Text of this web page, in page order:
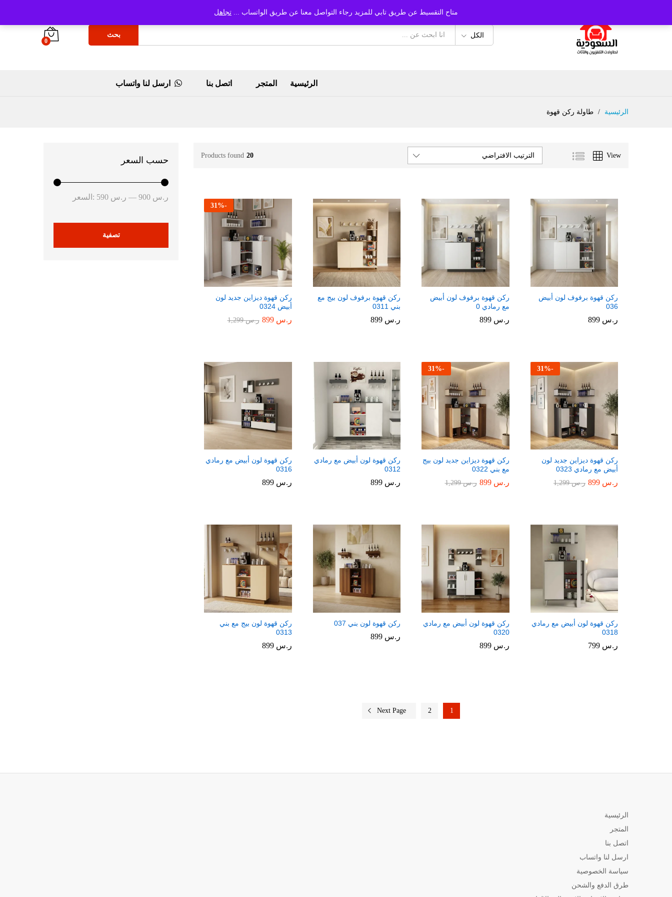
متاح التقسيط عن طريق تابي للمزيد رجاء التواصل معنا عن طريق الواتساب ... تجاهل
الكل بحث
0
الرئيسية المتجر اتصل بنا ارسل لنا واتساب
الرئيسية / طاولة ركن قهوة
20
Products found View الترتيب الافتراضي
ركن قهوة برفوف لون أبيض
036
ر.س
ر.س
ركن قهوة برفوف لون أبيض
مع رمادي 0
ر.س 899 ر.س 899
ركن قهوة برفوف لون بيج مع
بني 0311
ر.س
ر.س
-
31%
ركن قهوة ديزاين جديد لون
أبيض 0324
ر.س 899 ر.س1,299 ر.س 899 ر.س1,299
-
31 %
ركن قهوة ديزاين جديد لون
أبيض مع رمادي 0323
ر.س ر.س1,299 ر.س ر.س1,299
-
31 %
ركن قهوة ديزاين جديد لون بيج
مع بني 0322
ر.س 899 ر.س1,299 ر.س 899 ر.س1,299
ركن قهوة لون أبيض مع رمادي
0312
ر.س
ر.س
ركن قهوة لون أبيض مع رمادي
0316
ر.س 899 ر.س 899
ركن قهوة لون أبيض مع رمادي
0318
ر.س
ر.س
ركن قهوة لون أبيض مع رمادي
0320
ر.س 899 ر.س 899
ركن قهوة لون بني 037
ر.س
ر.س
ركن قهوة لون بيج مع بني
0313
ر.س 899 ر.س 899
1
2
Next Page
حسب السعر
تصفية
السعر: ر.س 590 — ر.س 900
الرئيسية
المتجر
اتصل بنا
ارسل لنا واتساب
سياسة الخصوصية
طرق الدفع والشحن